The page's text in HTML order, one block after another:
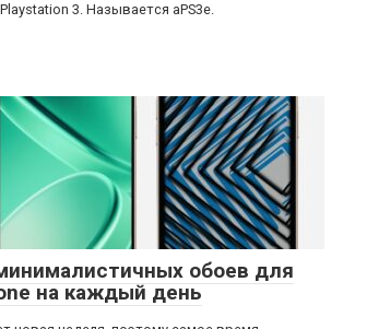
3. Называется aPS3e.
обоев для
на каждый день